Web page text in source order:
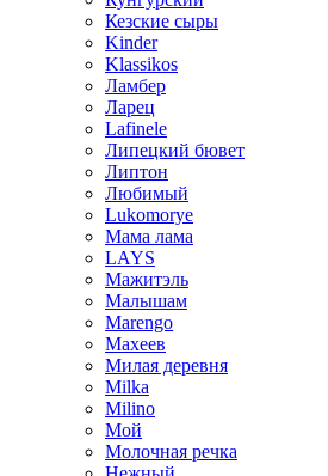
Кезские сыры
Kinder
Klassikos
Ламбер
Ларец
Lafinele
Липецкий бювет
Липтон
Любимый
Lukomorye
Мама лама
LAYS
Мажитэль
Малышам
Marengo
Махеев
Милая деревня
Milka
Milino
Мой
Молочная речка